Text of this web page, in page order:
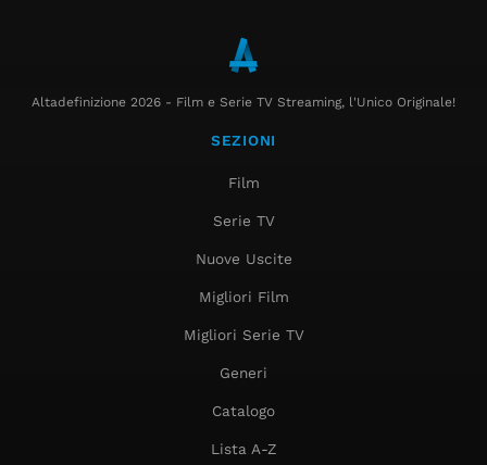
Altadefinizione 2026 - Film e Serie TV Streaming, l'Unico Originale!
SEZIONI
Film
Serie TV
Nuove Uscite
Migliori Film
Migliori Serie TV
Generi
Catalogo
Lista A-Z